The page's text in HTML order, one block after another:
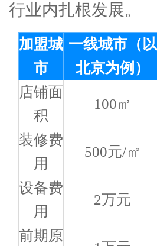
行业内扎根发展。
加盟城
市
一线城市（以
北京为例）
店铺面
积
100㎡
装修费
用
500元/㎡
设备费
用
2万元
前期原